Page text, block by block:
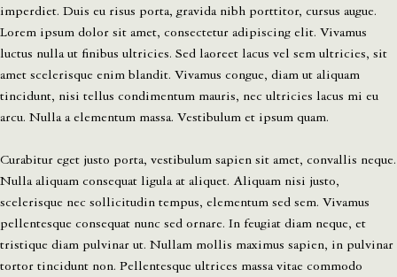
imperdiet. Duis eu risus porta, gravida nibh porttitor, cursus augue.
Lorem ipsum dolor sit amet, consectetur adipiscing elit. Vivamus
luctus nulla ut finibus ultricies. Sed laoreet lacus vel sem ultricies, sit
amet scelerisque enim blandit. Vivamus congue, diam ut aliquam
tincidunt, nisi tellus condimentum mauris, nec ultricies lacus mi eu
arcu. Nulla a elementum massa. Vestibulum et ipsum quam.
Curabitur eget justo porta, vestibulum sapien sit amet, convallis neque.
Nulla aliquam consequat ligula at aliquet. Aliquam nisi justo,
scelerisque nec sollicitudin tempus, elementum sed sem. Vivamus
pellentesque consequat nunc sed ornare. In feugiat diam neque, et
tristique diam pulvinar ut. Nullam mollis maximus sapien, in pulvinar
tortor tincidunt non. Pellentesque ultrices massa vitae commodo